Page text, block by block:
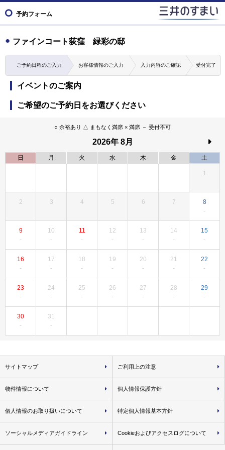
予約フォーム
ファインコート荻窪 緑彩の邸
ご予約日程のご入力 お客様情報のご入力 入力内容のご確認 受付完了
イベントのご案内
ご希望のご予約日をお選びください
○ 余裕あり △ まもなく満席 × 満席 － 受付不可
2026年 8月
日 月 火 水 木 金 土
1
2 3 4 5 6 7 8
9 10 11 12 13 14 15
16 17 18 19 20 21 22
23 24 25 26 27 28 29
30 31
サイトマップ ご利用上の注意
物件情報について 個人情報保護方針
個人情報のお取り扱いについて 特定個人情報基本方針
ソーシャルメディアガイドライン Cookieおよびアクセスログについて